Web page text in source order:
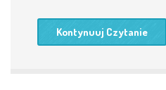
Kontynuuj Czytanie